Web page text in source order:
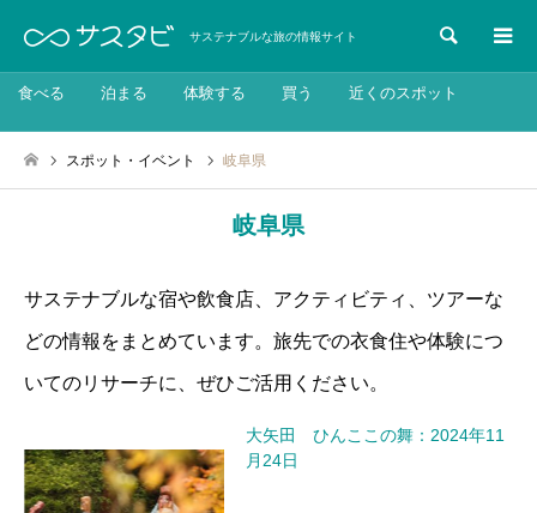
サステナブルな旅の情報サイト 検索
食べる 泊まる 体験する 買う 近くのスポット
スポット・イベント 岐阜県
岐阜県
サステナブルな宿や飲食店、アクティビティ、ツアーな
どの情報をまとめています。旅先での衣食住や体験につ
いてのリサーチに、ぜひご活用ください。
大矢田 ひんここの舞：2024年11
月24日